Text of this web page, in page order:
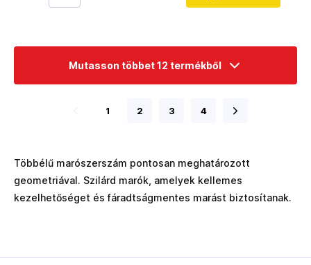
Mutasson többet 12 termékből
1 2 3 4
Többélű marószerszám pontosan meghatározott
geometriával. Szilárd marók, amelyek kellemes
kezelhetőséget és fáradtságmentes marást biztosítanak.